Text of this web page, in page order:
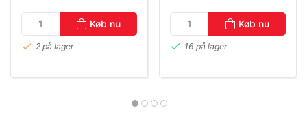
Køb nu
2 på lager
Køb nu
16 på lager